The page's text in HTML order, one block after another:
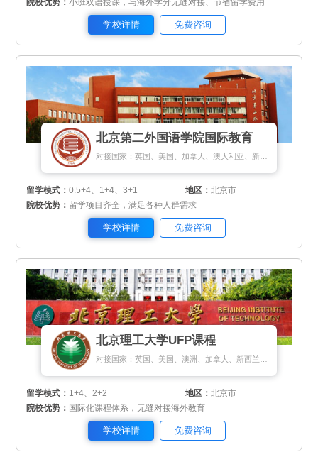
院校优势：小班双语授课，与海外学分无缝对接、节省留学费用
学校详情 免费咨询
北京第二外国语学院国际教育
留学模式：0.5+4、1+4、3+1 地区：北京市
院校优势： 留学项目齐全，满足各种人群需求
学校详情 免费咨询
北京理工大学UFP课程
留学模式： 1+4、2+2 地区：北京市
院校优势： 国际化课程体系，无缝对接海外教育
学校详情 免费咨询